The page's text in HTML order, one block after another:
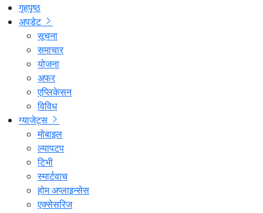
गृहपृष्ठ
अपडेट
सूचना
समाचार
योजना
अफर
एप्लिकेसन
विविध
ग्याजेट्स
मोबाइल
ल्यापटप
टिभी
स्मार्टवाच
होम अप्लाइन्सेस
एक्सेसरिज